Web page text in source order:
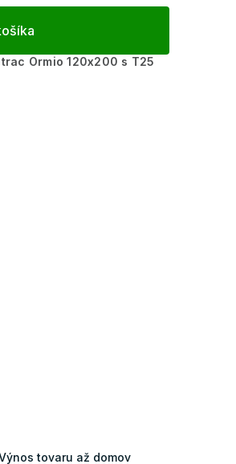
Ormio 120x200 s T25
tovaru až domov